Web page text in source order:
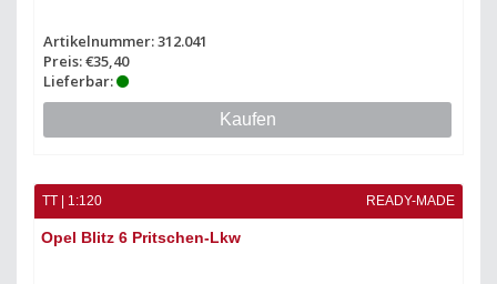
Artikelnummer: 312.041
Preis: €35,40
Lieferbar:
Kaufen
TT | 1:120 READY-MADE
Opel Blitz 6 Pritschen-Lkw